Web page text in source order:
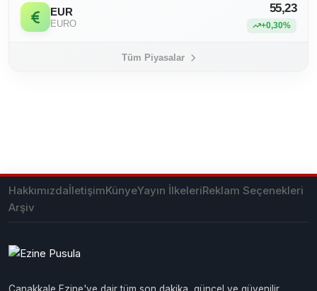
EUR
EURO
55,23
+0,30%
Tüm Piyasalar
HakkımızdaİletişimKünyeYayın İlkeleriReklam Seçenekleri
Arşiv